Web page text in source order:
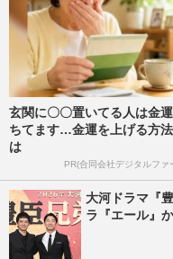
玄関に〇〇置いてる人は金
ちてます…金運を上げる方
は
PR(合同会社デジタルファ
大河ドラマ『
ラ『エール』